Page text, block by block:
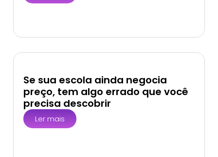
Se sua escola ainda negocia
preço, tem algo errado que você
precisa descobrir
Ler mais